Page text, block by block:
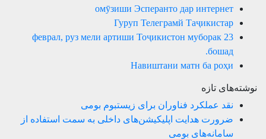
омӯзиши Эсперанто дар интернет
Гуруп Телеграмй Таҷикистар
23 феврал, руз мели артиши Тоҷикистон муборак
бошад.
Навиштани матн ба роҳи
نوشته‌های تازه
نقد عملکرد فناوران برای زیستبوم بومی
ضرورت هدایت اپلیکیشن‌های داخلی به سمت استفاده از
سامانه‌های بومی